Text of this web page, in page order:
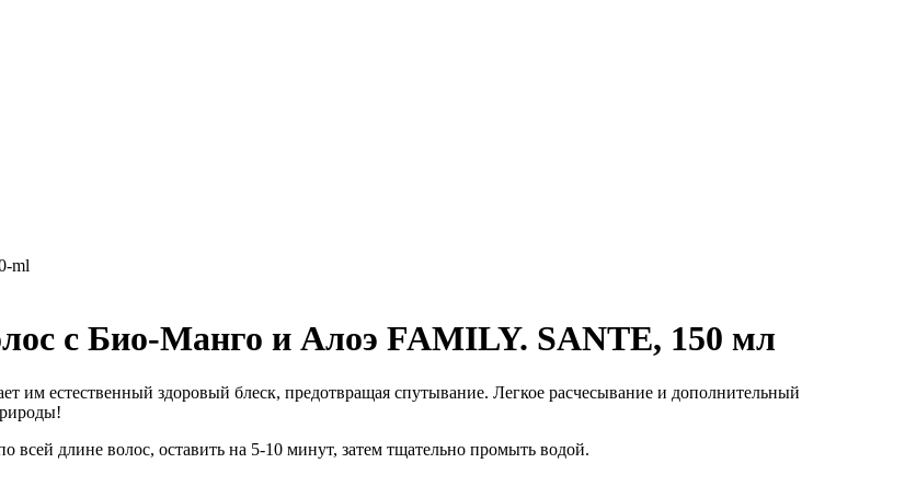
с Био-Манго и Алоэ FAMILY. SANTE, 150 мл
им естественный здоровый блеск, предотвращая спутывание. Легкое расчесывание и дополнительный
всей длине волос, оставить на 5-10 минут, затем тщательно промыть водой.